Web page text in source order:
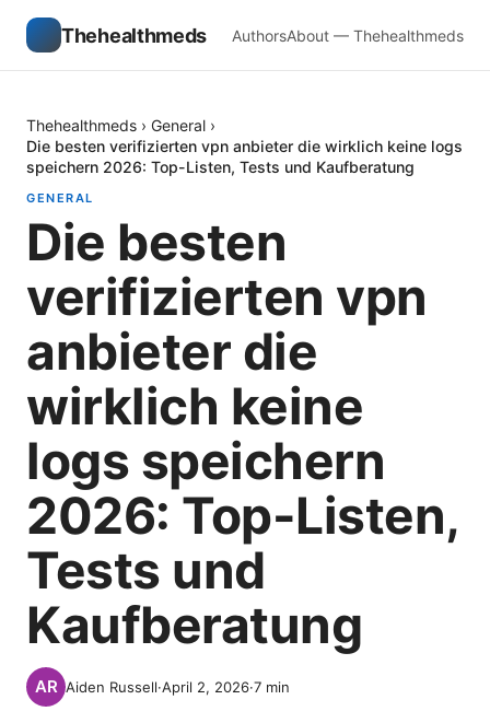
Thehealthmeds AuthorsAbout — Thehealthmeds
Thehealthmeds › General ›
Die besten verifizierten vpn anbieter die wirklich keine logs
speichern 2026: Top-Listen, Tests und Kaufberatung
GENERAL
Die besten
verifizierten vpn
anbieter die
wirklich keine
logs speichern
2026: Top-Listen,
Tests und
Kaufberatung
Aiden Russell·April 2, 2026·7 min